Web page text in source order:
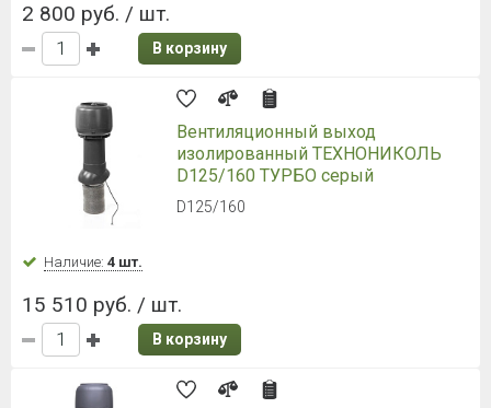
2 800 руб. / шт.
В корзину
Вентиляционный выход
изолированный ТЕХНОНИКОЛЬ
D125/160 ТУРБО серый
D125/160
Наличие: 4 шт.
15 510 руб. / шт.
В корзину